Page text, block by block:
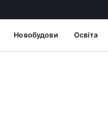
Новобудови Освіта